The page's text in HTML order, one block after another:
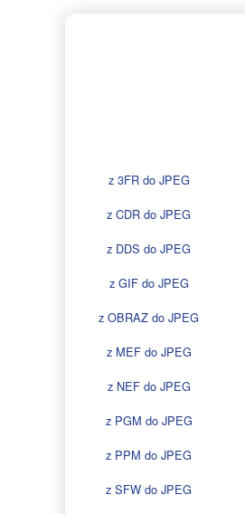
z 3FR do JPEG
z CDR do JPEG
z DDS do JPEG
z GIF do JPEG
z OBRAZ do JPEG
z MEF do JPEG
z NEF do JPEG
z PGM do JPEG
z PPM do JPEG
z SFW do JPEG